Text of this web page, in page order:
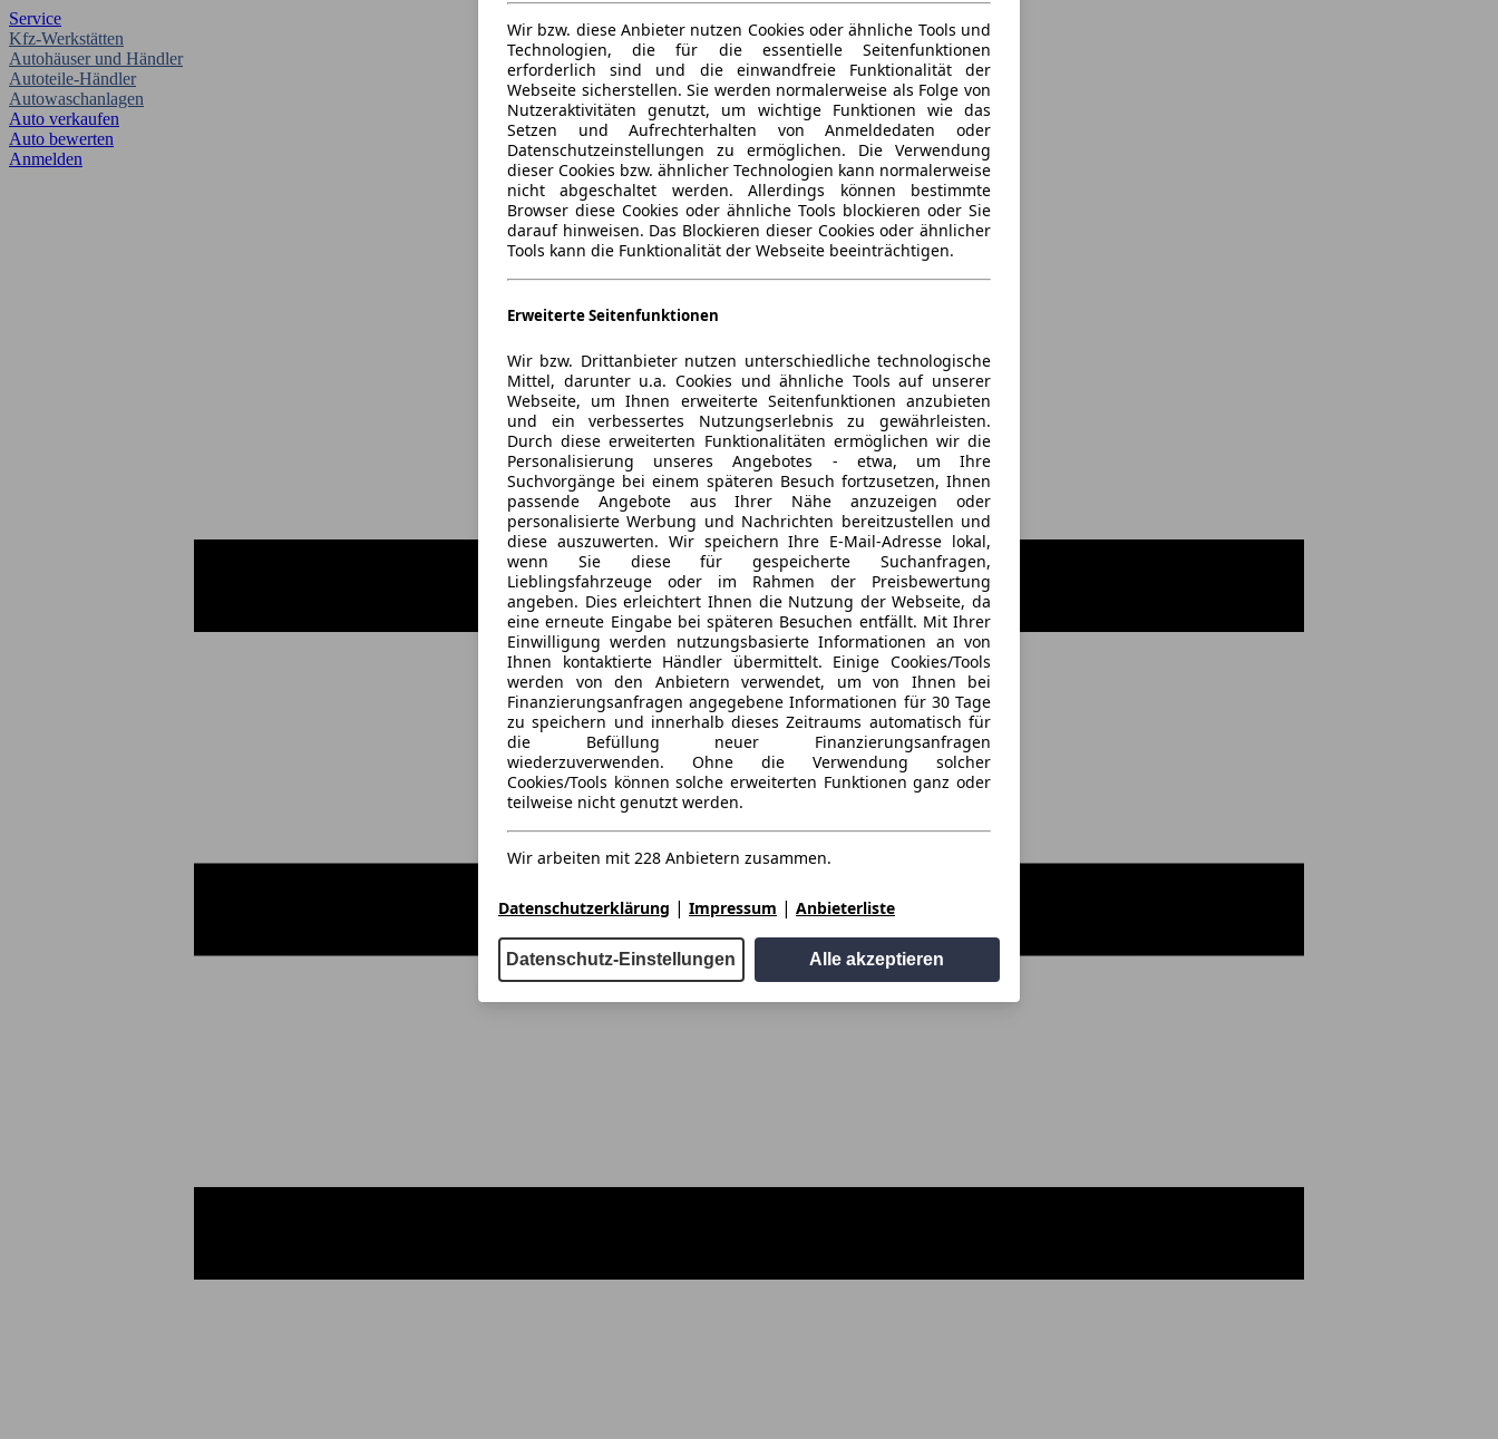
Service
Kfz-Werkstätten
Autohäuser und Händler
Autoteile-Händler
Autowaschanlagen
Auto verkaufen
Auto bewerten
Anmelden
Wir bzw. diese Anbieter nutzen Cookies oder ähnliche Tools und
Technologien, die für die essentielle Seitenfunktionen
erforderlich sind und die einwandfreie Funktionalität der
Webseite sicherstellen. Sie werden normalerweise als Folge von
Nutzeraktivitäten genutzt, um wichtige Funktionen wie das
Setzen und Aufrechterhalten von Anmeldedaten oder
Datenschutzeinstellungen zu ermöglichen. Die Verwendung
dieser Cookies bzw. ähnlicher Technologien kann normalerweise
nicht abgeschaltet werden. Allerdings können bestimmte
Browser diese Cookies oder ähnliche Tools blockieren oder Sie
darauf hinweisen. Das Blockieren dieser Cookies oder ähnlicher
Tools kann die Funktionalität der Webseite beeinträchtigen.
Erweiterte Seitenfunktionen
Wir bzw. Drittanbieter nutzen unterschiedliche technologische
Mittel, darunter u.a. Cookies und ähnliche Tools auf unserer
Webseite, um Ihnen erweiterte Seitenfunktionen anzubieten
und ein verbessertes Nutzungserlebnis zu gewährleisten.
Durch diese erweiterten Funktionalitäten ermöglichen wir die
Personalisierung unseres Angebotes - etwa, um Ihre
Suchvorgänge bei einem späteren Besuch fortzusetzen, Ihnen
passende Angebote aus Ihrer Nähe anzuzeigen oder
personalisierte Werbung und Nachrichten bereitzustellen und
diese auszuwerten. Wir speichern Ihre E-Mail-Adresse lokal,
wenn Sie diese für gespeicherte Suchanfragen,
Lieblingsfahrzeuge oder im Rahmen der Preisbewertung
angeben. Dies erleichtert Ihnen die Nutzung der Webseite, da
eine erneute Eingabe bei späteren Besuchen entfällt. Mit Ihrer
Einwilligung werden nutzungsbasierte Informationen an von
Ihnen kontaktierte Händler übermittelt. Einige Cookies/Tools
werden von den Anbietern verwendet, um von Ihnen bei
Finanzierungsanfragen angegebene Informationen für 30 Tage
zu speichern und innerhalb dieses Zeitraums automatisch für
die Befüllung neuer Finanzierungsanfragen
wiederzuverwenden. Ohne die Verwendung solcher
Cookies/Tools können solche erweiterten Funktionen ganz oder
teilweise nicht genutzt werden.
Wir arbeiten mit 228 Anbietern zusammen.
Datenschutzerklärung | Impressum | Anbieterliste
Datenschutz-Einstellungen Alle akzeptieren